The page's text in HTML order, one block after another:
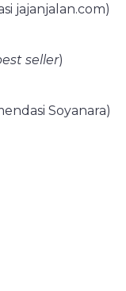
jajanjalan.com)
seller)
Soyanara)